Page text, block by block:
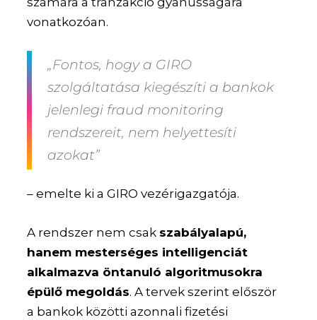
vonatkozóan.
„Fontos, hogy a GIRO
szolgáltatása kiegészíti a bankok
jelenlegi fraud monitoring
rendszereit, nem helyettesíti
azokat”
– emelte ki a GIRO vezérigazgatója.
A rendszer nem csak szabályalapú,
hanem mesterséges intelligenciát
alkalmazva öntanuló algoritmusokra
épülő megoldás. A tervek szerint először
a bankok közötti azonnali fizetési